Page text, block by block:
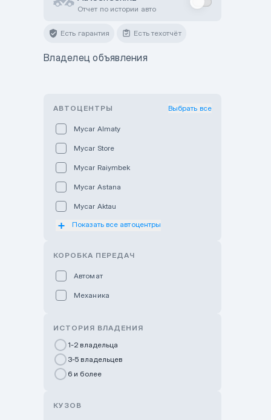
Отчет по истории авто
Есть гарантия Есть техотчёт
Владелец объявления
АВТОЦЕНТРЫ Выбрать все
Mycar Almaty
Mycar Store
Mycar Raiymbek
Mycar Astana
Mycar Aktau
Mycar Uralsk
GWM Nurly Zhol
Chery Astana
Показать все автоцентры
КОРОБКА ПЕРЕДАЧ
Автомат
Механика
ИСТОРИЯ ВЛАДЕНИЯ
1-2 владельца
3-5 владельцев
6 и более
КУЗОВ